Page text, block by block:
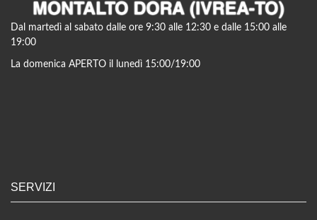
Dal martedì al sabato dalle ore 9:30 alle 12:30 e dalle 15:00 alle
19:00
La domenica APERTO il lunedì 15:00/19:00
SERVIZI